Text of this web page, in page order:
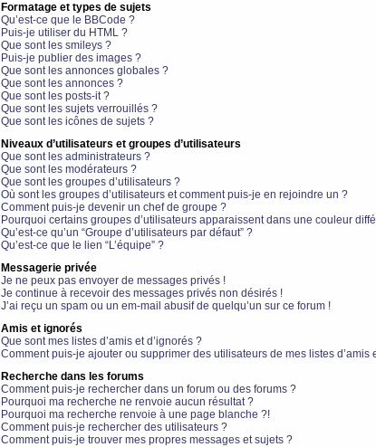
Formatage et types de sujets
Qu’est-ce que le BBCode ?
Puis-je utiliser du HTML ?
Que sont les smileys ?
Puis-je publier des images ?
Que sont les annonces globales ?
Que sont les annonces ?
Que sont les posts-it ?
Que sont les sujets verrouillés ?
Que sont les icônes de sujets ?
Niveaux d’utilisateurs et groupes d’utilisateurs
Que sont les administrateurs ?
Que sont les modérateurs ?
Que sont les groupes d’utilisateurs ?
Où sont les groupes d’utilisateurs et comment puis-je en rejoindre un ?
Comment puis-je devenir un chef de groupe ?
Pourquoi certains groupes d’utilisateurs apparaissent dans une couleur
Qu’est-ce qu’un “Groupe d’utilisateurs par défaut” ?
Qu’est-ce que le lien “L’équipe” ?
Messagerie privée
Je ne peux pas envoyer de messages privés !
Je continue à recevoir des messages privés non désirés !
J’ai reçu un spam ou un em-mail abusif de quelqu’un sur ce forum !
Amis et ignorés
Que sont mes listes d’amis et d’ignorés ?
Comment puis-je ajouter ou supprimer des utilisateurs de mes listes d’amis
Recherche dans les forums
Comment puis-je rechercher dans un forum ou des forums ?
Pourquoi ma recherche ne renvoie aucun résultat ?
Pourquoi ma recherche renvoie à une page blanche ?!
Comment puis-je rechercher des utilisateurs ?
Comment puis-je trouver mes propres messages et sujets ?